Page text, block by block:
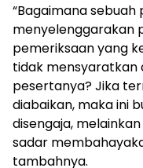
“Bagaimana
menyelenggarakan
pemeriksaan yang
tidak mensyaratkan
pesertanya? Jika
diabaikan, maka ini
disengaja,
sadar
tambahnya.